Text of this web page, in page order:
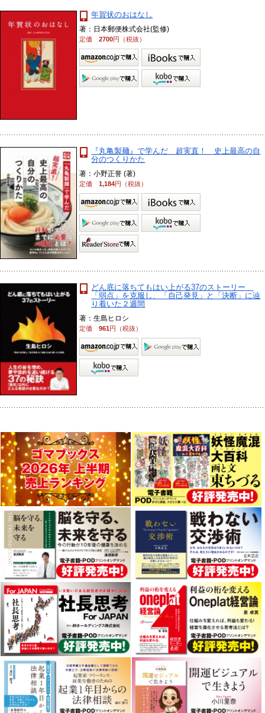
年賀状のおはなし
著：日本郵便株式会社(監修)
定価2700円（税抜）
『丸亀製麺』で学んだ 超実直！ 史上最高の自
分のつくりかた
著：小野正誉 (著)
定価1,184円（税抜）
どん底に落ちてもはい上がる37のストーリー
「弱点」を克服し、「自己発見」と「決断」に辿
り着いた２週間
著：生島ヒロシ
定価961円（税抜）